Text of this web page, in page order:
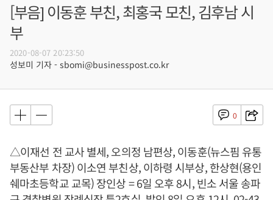
[부음] 이동훈 부친, 최홍국 모친, 김후남 시
부
2020-08-07 20:23:50
성보미 기자 - sbomi@businesspost.co.kr
0
△이재선 전 교사 별세, 오의정 남편상, 이동훈(뉴스핌 유통
부동산부 차장) 이소연 부친상, 이하령 시부상, 한상현(용인
쉐마초등학교 교목) 장인상 = 6일 오후 8시, 빈소 서울 송파